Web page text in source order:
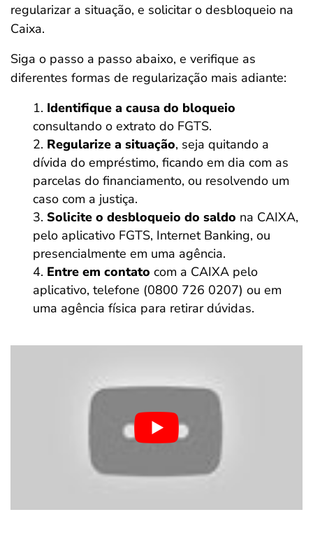
regularizar a situação, e solicitar o desbloqueio na
Caixa.
Siga o passo a passo abaixo, e verifique as
diferentes formas de regularização mais adiante:
Identifique a causa do bloqueio
consultando o extrato do FGTS.
Regularize a situação, seja quitando a
dívida do empréstimo, ficando em dia com as
parcelas do financiamento, ou resolvendo um
caso com a justiça.
Solicite o desbloqueio do saldo na CAIXA,
pelo aplicativo FGTS, Internet Banking, ou
presencialmente em uma agência.
Entre em contato com a CAIXA pelo
aplicativo, telefone (0800 726 0207) ou em
uma agência física para retirar dúvidas.